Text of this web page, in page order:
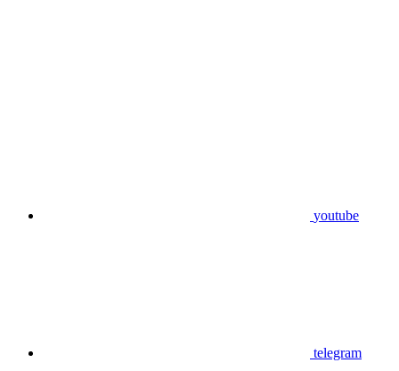
youtube
telegram